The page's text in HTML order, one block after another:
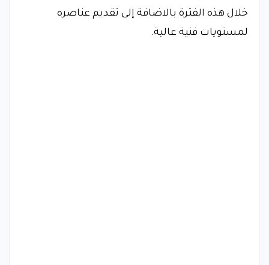
خلال هذه الفترة بالاضافة إلى تقديم عناصره
لمستويات فنية عالية.